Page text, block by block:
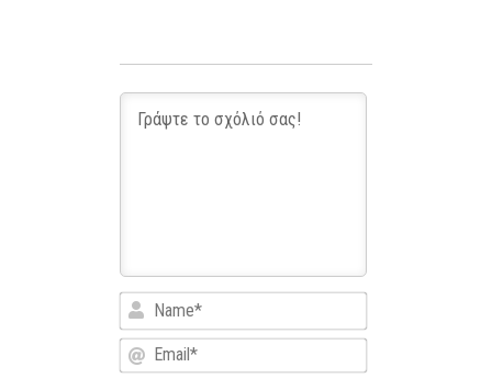
Name*
Email*